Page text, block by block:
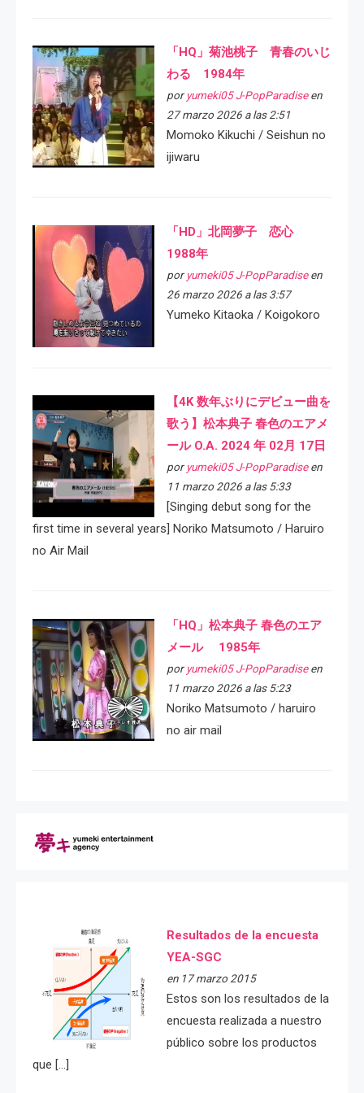
「HQ」菊池桃子 青春のいじ
わる 1984年
por yumeki05 J-PopParadiseen
27 marzo 2026 a las 2:51
Momoko Kikuchi / Seishun no
ijiwaru
「HD」北岡夢子 恋心
1988年
por yumeki05 J-PopParadiseen
26 marzo 2026 a las 3:57
Yumeko Kitaoka / Koigokoro
【4K 数年ぶりにデビュー曲を
歌う】松本典子 春色のエアメ
ール O.A. 2024 年 02月 17日
por yumeki05 J-PopParadiseen
11 marzo 2026 a las 5:33
[Singing debut song for the
first time in several years] Noriko Matsumoto / Haruiro
no Air Mail
「HQ」松本典子 春色のエア
メール 1985年
por yumeki05 J-PopParadiseen
11 marzo 2026 a las 5:23
Noriko Matsumoto / haruiro
no air mail
Resultados de la encuesta
YEA-SGC
en 17 marzo 2015
Estos son los resultados de la
encuesta realizada a nuestro
público sobre los productos
que […]